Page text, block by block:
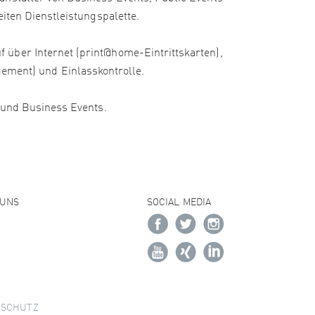
Dienstleistungspalette.
über Internet (print@home-Eintrittskarten),
und Einlasskontrolle.
Business Events.
SOCIAL MEDIA